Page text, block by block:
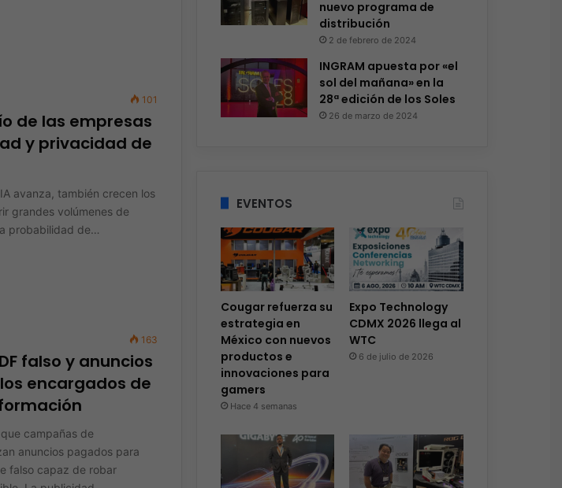
101
de las empresas
y privacidad de
avanza, también crecen los
grandes volúmenes de
probabilidad de…
163
falso y anuncios
encargados de
campañas de
anuncios pagados para
falso capaz de robar
nuevo programa de
distribución
2 de febrero de 2024
INGRAM apuesta por «el
sol del mañana» en la
28ª edición de los Soles
26 de marzo de 2024
EVENTOS
Cougar refuerza su
estrategia en
México con nuevos
productos e
innovaciones para
gamers
Hace 4 semanas
Expo Technology
CDMX 2026 llega al
WTC
6 de julio de 2026